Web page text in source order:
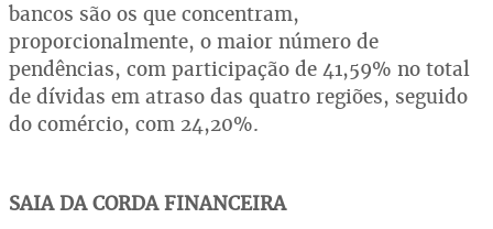
bancos são os que concentram,
proporcionalmente, o maior número de
pendências, com participação de 41,59% no total
de dívidas em atraso das quatro regiões, seguido
do comércio, com 24,20%.
SAIA DA CORDA FINANCEIRA